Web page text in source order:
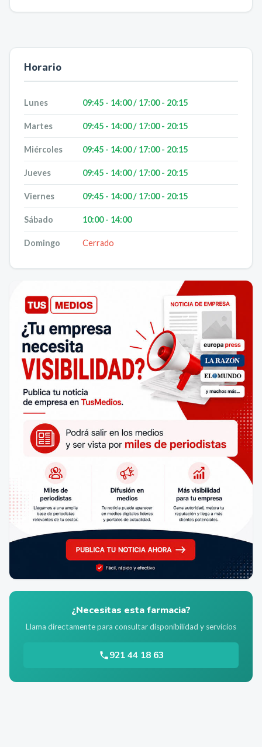
Horario
Lunes 09:45 - 14:00 / 17:00 - 20:15
Martes 09:45 - 14:00 / 17:00 - 20:15
Miércoles 09:45 - 14:00 / 17:00 - 20:15
Jueves 09:45 - 14:00 / 17:00 - 20:15
Viernes 09:45 - 14:00 / 17:00 - 20:15
Sábado 10:00 - 14:00
Domingo Cerrado
¿Necesitas esta farmacia?
Llama directamente para consultar disponibilidad y servicios
921 44 18 63